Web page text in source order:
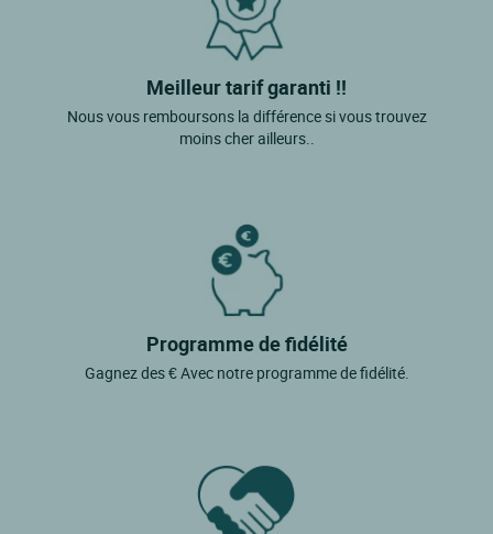
Saint Jean De Matha
Sainte-emelie-de-l'energie
Meilleur tarif garanti !!
Nous vous remboursons la différence si vous trouvez
moins cher ailleurs..
Programme de fidélité
Gagnez des € Avec notre programme de fidélité.